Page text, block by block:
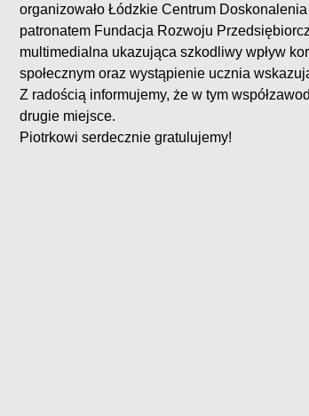
organizowało Łódzkie Centrum
patronatem Fundacja Rozwoju
multimedialna ukazująca szkodliwy wpływ
społecznym oraz wystąpienie ucznia
Z radością informujemy, że w tym
drugie miejsce.
Piotrkowi serdecznie gratulujemy!